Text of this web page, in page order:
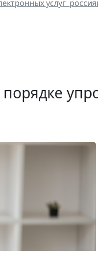
услуг
порядке